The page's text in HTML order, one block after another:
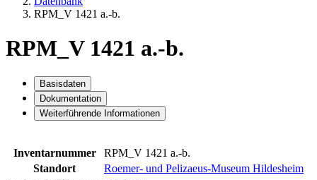
RPM_V 1421 a.-b.
RPM_V 1421 a.-b.
Basisdaten
Dokumentation
Weiterführende Informationen
Inventarnummer
RPM_V 1421 a.-b.
Standort
Roemer- und Pelizaeus-Museum Hildesheim